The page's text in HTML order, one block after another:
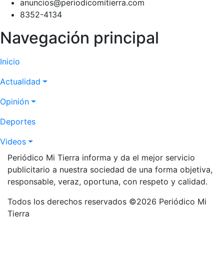
anuncios@periodicomitierra.com
8352-4134
Navegación principal
Inicio
Actualidad
Opinión
Deportes
Videos
Periódico Mi Tierra informa y da el mejor servicio
publicitario a nuestra sociedad de una forma objetiva,
responsable, veraz, oportuna, con respeto y calidad.
Todos los derechos reservados ©2026 Periódico Mi
Tierra